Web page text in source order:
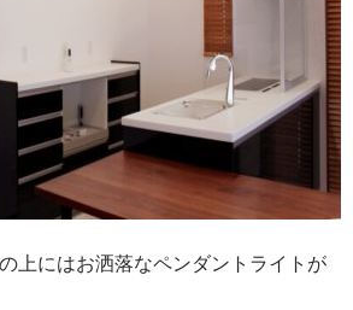
上にはお洒落なペンダントライトが